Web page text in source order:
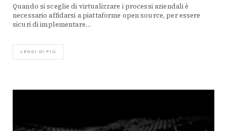
Quando si sceglie di virtualizzare i processi aziendali è
necessario affidarsi a piattaforme open source, per essere
sicuri di implementare…
LEGGI DI PIÙ